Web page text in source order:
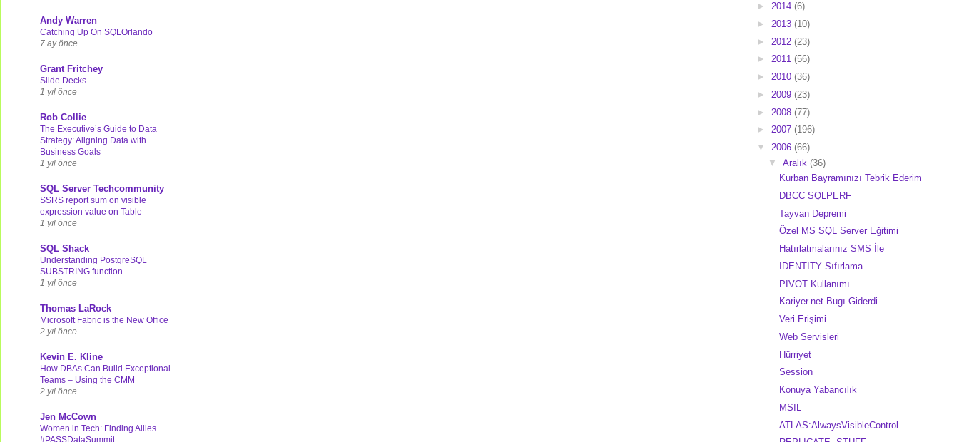
Andy Warren
Catching Up On SQLOrlando
7 ay önce
Grant Fritchey
Slide Decks
1 yıl önce
Rob Collie
The Executive’s Guide to Data
Strategy: Aligning Data with
Business Goals
1 yıl önce
SQL Server Techcommunity
SSRS report sum on visible
expression value on Table
1 yıl önce
SQL Shack
Understanding PostgreSQL
SUBSTRING function
1 yıl önce
Thomas LaRock
Microsoft Fabric is the New Office
2 yıl önce
Kevin E. Kline
How DBAs Can Build Exceptional
Teams – Using the CMM
2 yıl önce
Jen McCown
Women in Tech: Finding Allies
#PASSDataSummit
► 2014 (6)
► 2013 (10)
► 2012 (23)
► 2011 (56)
► 2010 (36)
► 2009 (23)
► 2008 (77)
► 2007 (196)
▼ 2006 (66)
▼ Aralık (36)
Kurban Bayramınızı Tebrik Ederim
DBCC SQLPERF
Tayvan Depremi
Özel MS SQL Server Eğitimi
Hatırlatmalarınız SMS İle
IDENTITY Sıfırlama
PIVOT Kullanımı
Kariyer.net Bugı Giderdi
Veri Erişimi
Web Servisleri
Hürriyet
Session
Konuya Yabancılık
MSIL
ATLAS:AlwaysVisibleControl